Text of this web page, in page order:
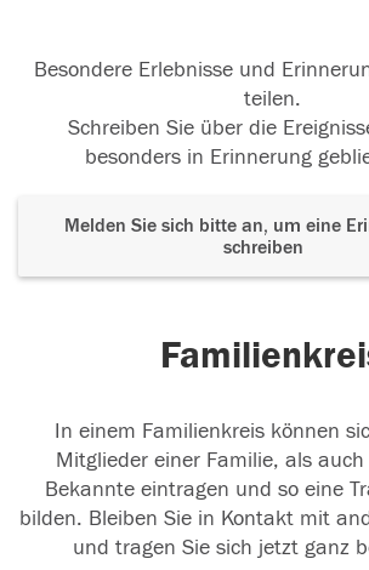
Besondere Erlebnisse und
teilen.
Schreiben Sie über die
besonders in Erinnerung
Melden Sie sich bitte an, um eine
schreiben
In einem Familienkreis können
Mitglieder einer Familie, als
Bekannte eintragen und so eine
bilden. Bleiben Sie in Kontakt mit
und tragen Sie sich jetzt ganz